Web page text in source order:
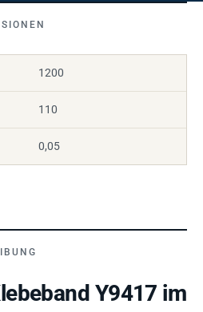
1200
110
0,05
Y9417 im